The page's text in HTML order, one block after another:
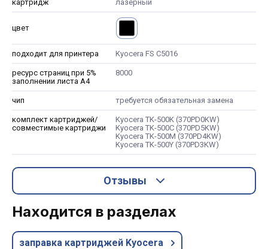
картридж лазерный
цвет
подходит для принтера Kyocera FS C5016
ресурс страниц при 5%
заполнении листа А4
8000
чип требуется обязательная замена
комплект картриджей/
совместимые картриджи
Kyocera TK-500K (370PD0KW)
Kyocera TK-500C (370PD5KW)
Kyocera TK-500M (370PD4KW)
Kyocera TK-500Y (370PD3KW)
Отзывы
Находится в разделах
заправка картриджей Kyocera